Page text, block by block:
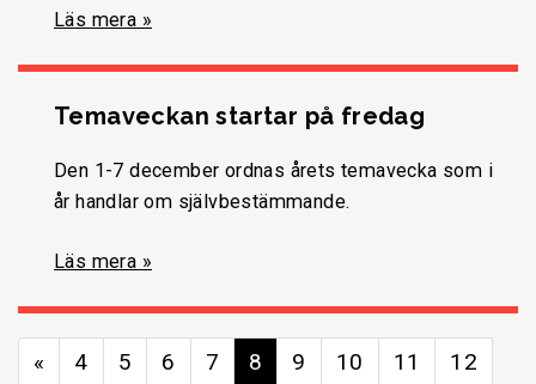
Läs mera »
Temaveckan startar på fredag
Den 1-7 december ordnas årets temavecka som i
år handlar om självbestämmande.
Läs mera »
« 4 5 6 7 8 9 10 11
12